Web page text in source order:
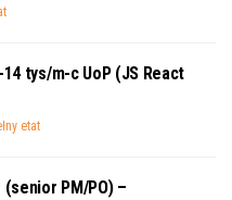
tys/m-c UoP (JS React
etat
PM/PO) –